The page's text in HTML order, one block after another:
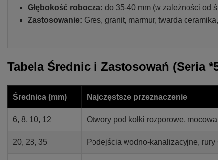
Głębokość robocza: do 35-40 mm (w zależności od
Zastosowanie: Gres, granit, marmur, twarda
Tabela Średnic i Zastosowań (Seria
Średnica (mm) Najczęstsze przeznaczenie
6, 8, 10, 12 Otwory pod kołki rozporowe,
20, 28, 35 Podejścia wodno-kanalizacyjne, rury